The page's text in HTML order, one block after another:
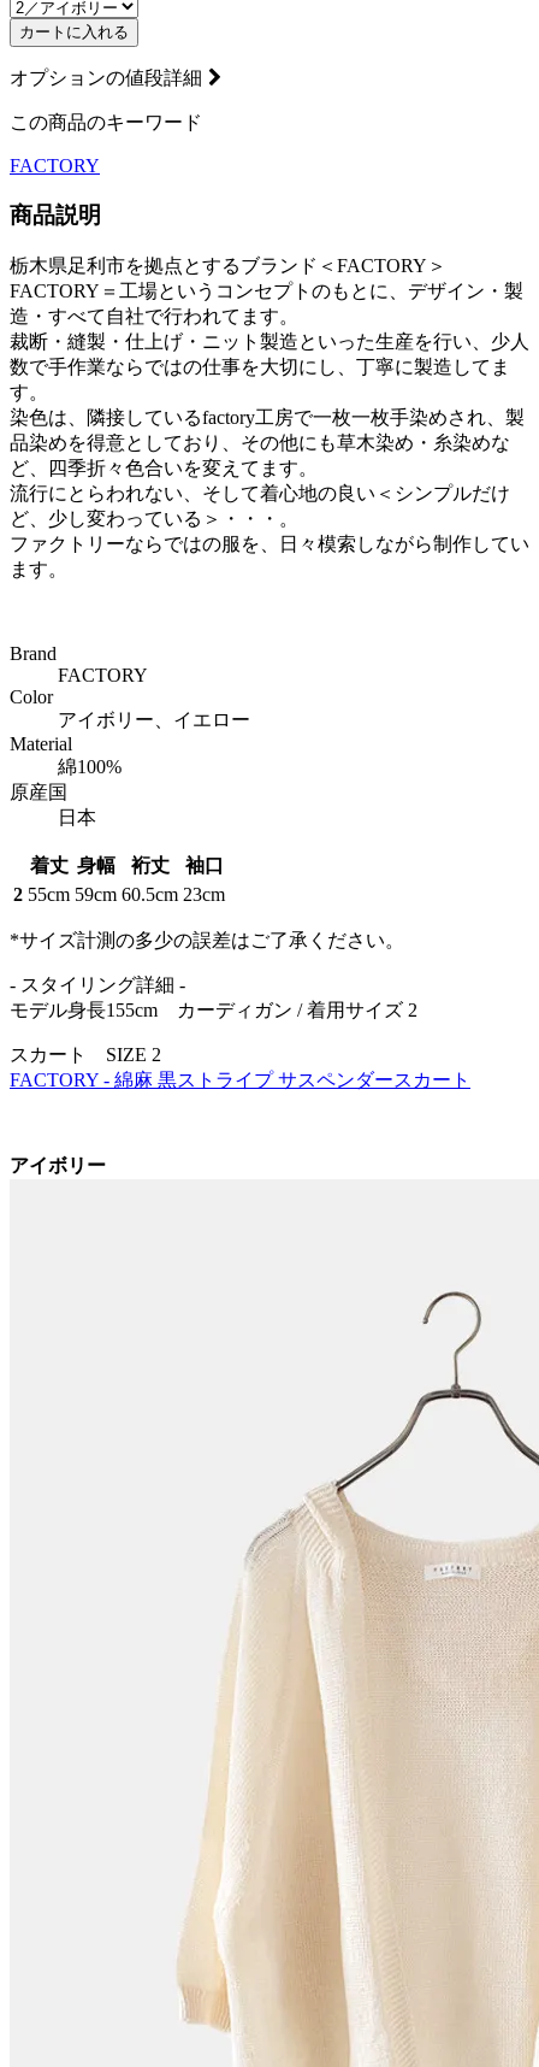
カートに入れる
オプションの値段詳細
この商品のキーワード
FACTORY
商品説明
栃木県足利市を拠点とするブランド＜FACTORY＞
FACTORY＝工場というコンセプトのもとに、デザイン・製
造・すべて自社で行われてます。
裁断・縫製・仕上げ・ニット製造といった生産を行い、少人
数で手作業ならではの仕事を大切にし、丁寧に製造してま
す。
染色は、隣接しているfactory工房で一枚一枚手染めされ、製
品染めを得意としており、その他にも草木染め・糸染めな
ど、四季折々色合いを変えてます。
流行にとらわれない、そして着心地の良い＜シンプルだけ
ど、少し変わっている＞・・・。
ファクトリーならではの服を、日々模索しながら制作してい
ます。
Brand
FACTORY
Color
アイボリー、イエロー
Material
綿100%
原産国
日本
着丈 身幅 裄丈
袖口
2 55cm 59cm 60.5cm 23cm
*サイズ計測の多少の誤差はご了承ください。
- スタイリング詳細 -
モデル身長155cm カーディガン / 着用サイズ 2
スカート SIZE 2
FACTORY - 綿麻 黒ストライプ サスペンダースカート
アイボリー